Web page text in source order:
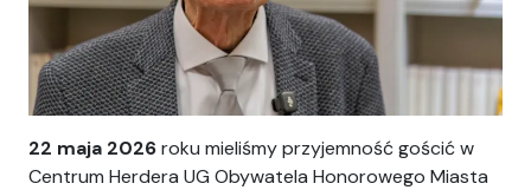
22 maja 2026roku mieliśmy przyjemność gościć w
Centrum Herdera UG Obywatela Honorowego Miasta